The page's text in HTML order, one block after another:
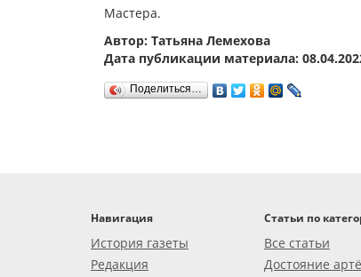
Мастера.
Автор: Татьяна Лемехова
Дата публикации материала:
Поделиться…
Навигация
История газеты
Редакция
Статьи по
Все статьи
Достояние